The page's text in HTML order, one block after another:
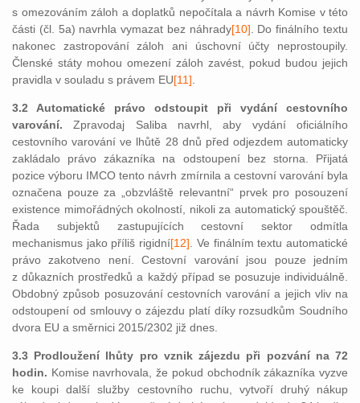
s omezováním záloh a doplatků nepočítala a návrh Komise v této
části (čl. 5a) navrhla vymazat bez náhrady[10] . Do finálního textu
nakonec zastropování záloh ani úschovní účty neprostoupily.
Členské státy mohou omezení záloh zavést, pokud budou jejich
pravidla v souladu s právem EU[11]
3.2 Automatické právo odstoupit při vydání cestovního
varování. Zpravodaj Saliba navrhl, aby vydání oficiálního
cestovního varování ve lhůtě 28 dnů před odjezdem automaticky
zakládalo právo zákazníka na odstoupení bez storna. Přijatá
pozice výboru IMCO tento návrh zmírnila a cestovní varování byla
označena pouze za „obzvláště relevantní“ prvek pro posouzení
existence mimořádných okolností, nikoli za automatický spouštěč.
Řada subjektů zastupujících cestovní sektor odmítla
mechanismus jako příliš rigidní[12] . Ve finálním textu automatické
právo zakotveno není. Cestovní varování jsou pouze jedním
z důkazních prostředků a každý případ se posuzuje individuálně.
Obdobný způsob posuzování cestovních varování a jejich vliv na
odstoupení od smlouvy o zájezdu platí díky rozsudkům Soudního
dvora EU a směrnici 2015/2302 již dnes.
3.3 Prodloužení lhůty pro vznik zájezdu při pozvání na 72
hodin. Komise navrhovala, že pokud obchodník zákazníka vyzve
ke koupi další služby cestovního ruchu, vytvoří druhý nákup